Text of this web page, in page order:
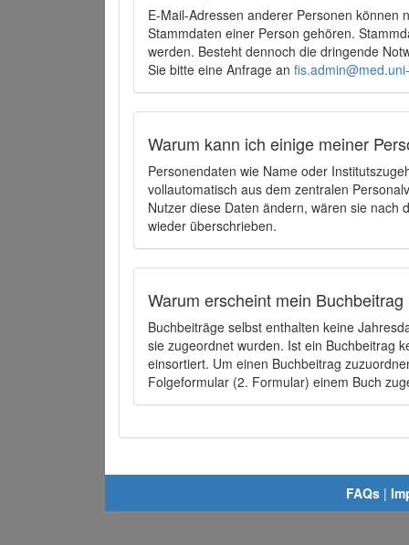
E-Mail-Adressen anderer Personen können
Stammdaten einer Person gehören.
werden. Besteht dennoch die dringende
Sie bitte eine Anfrage an
Warum kann ich einige meiner
Personendaten wie Name oder
vollautomatisch aus dem zentralen
Nutzer diese Daten ändern, wären sie
wieder überschrieben.
Warum erscheint mein
Buchbeiträge selbst enthalten keine
sie zugeordnet wurden. Ist ein Buchbeitrag
einsortiert. Um einen Buchbeitrag
Folgeformular (2. Formular) einem Buch
FAQs |